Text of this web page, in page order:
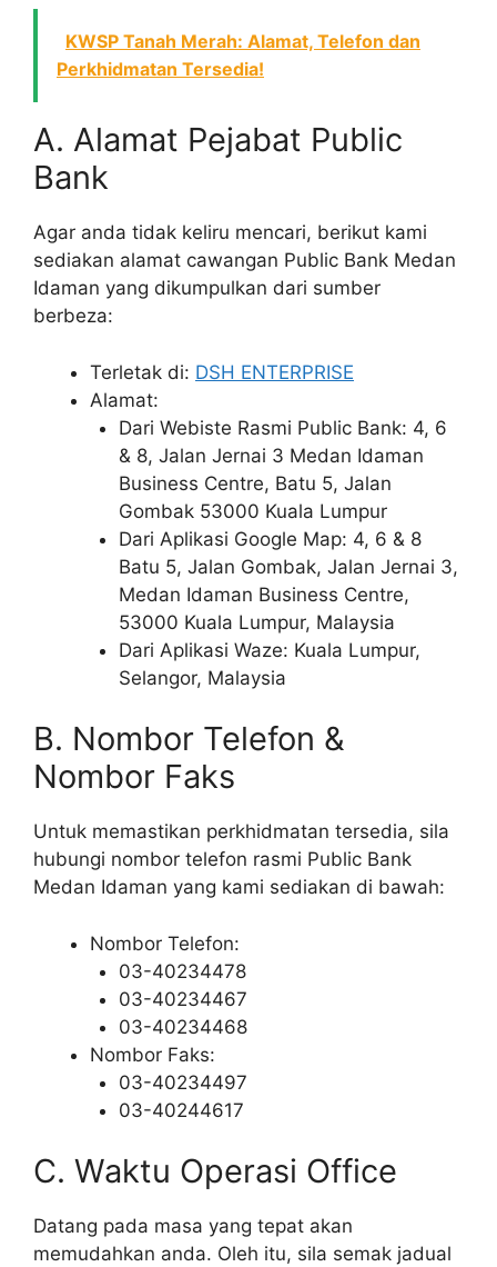
KWSP Tanah Merah: Alamat, Telefon dan
Perkhidmatan Tersedia!
A. Alamat Pejabat Public
Bank
Agar anda tidak keliru mencari, berikut kami
sediakan alamat cawangan Public Bank Medan
Idaman yang dikumpulkan dari sumber
berbeza:
Terletak di: DSH ENTERPRISE
Alamat:
Dari Webiste Rasmi Public Bank: 4, 6
& 8, Jalan Jernai 3 Medan Idaman
Business Centre, Batu 5, Jalan
Gombak 53000 Kuala Lumpur
Dari Aplikasi Google Map: 4, 6 & 8
Batu 5, Jalan Gombak, Jalan Jernai 3,
Medan Idaman Business Centre,
53000 Kuala Lumpur, Malaysia
Dari Aplikasi Waze: Kuala Lumpur,
Selangor, Malaysia
B. Nombor Telefon &
Nombor Faks
Untuk memastikan perkhidmatan tersedia, sila
hubungi nombor telefon rasmi Public Bank
Medan Idaman yang kami sediakan di bawah:
Nombor Telefon:
03-40234478
03-40234467
03-40234468
Nombor Faks:
03-40234497
03-40244617
C. Waktu Operasi Office
Datang pada masa yang tepat akan
memudahkan anda. Oleh itu, sila semak jadual